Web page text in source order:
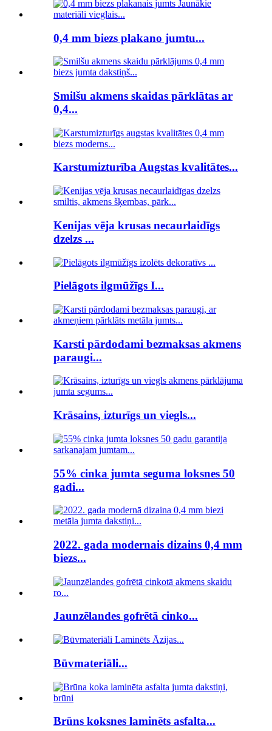
0,4 mm biezs plakano jumtu...
Smilšu akmens skaidas pārklātas ar
0,4...
Karstumizturība Augstas kvalitātes...
Kenijas vēja krusas necaurlaidīgs
dzelzs ...
Pielāgots ilgmūžīgs I...
Karsti pārdodami bezmaksas akmens
paraugi...
Krāsains, izturīgs un viegls...
55% cinka jumta seguma loksnes 50
gadi...
2022. gada modernais dizains 0,4 mm
biezs...
Jaunzēlandes gofrētā cinko...
Būvmateriāli...
Brūns koksnes laminēts asfalta...